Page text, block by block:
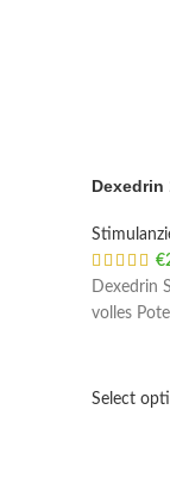
Dexedrin
€
Dexedrin
volles
Select